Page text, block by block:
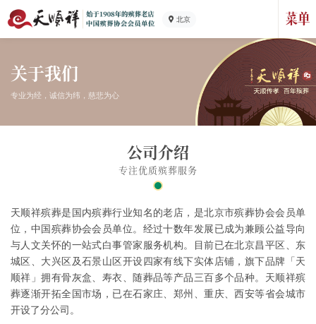
北京
关于我们
专业为经，诚信为纬，慈悲为心
公司介绍
专注优质殡葬服务
天顺祥殡葬是国内殡葬行业知名的老店，是北京市殡葬协会会员单
位，中国殡葬协会会员单位。经过十数年发展已成为兼顾公益导向
与人文关怀的一站式白事管家服务机构。目前已在北京昌平区、东
城区、大兴区及石景山区开设四家有线下实体店铺，旗下品牌「天
顺祥」拥有骨灰盒、寿衣、随葬品等产品三百多个品种。天顺祥殡
葬逐渐开拓全国市场，已在石家庄、郑州、重庆、西安等省会城市
开设了分公司。